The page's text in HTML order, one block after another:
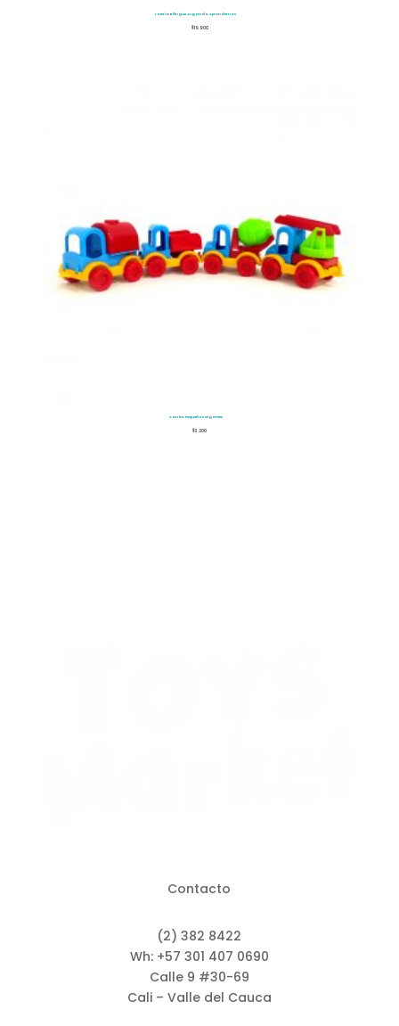
Lotería Bilingüe Jugando Aprendemos
$19.900
Carrito Pequeños Gigantes
$3.200
Contacto
(2) 382 8422
Wh: +57 301 407 0690
Calle 9 #30-69
Cali – Valle del Cauca